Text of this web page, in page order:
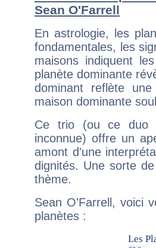
Sean O'Farrell
En astrologie, les
fondamentales, les
maisons indiquent
planète dominante
dominant reflète
maison dominante
Ce trio (ou ce duo
inconnue) offre un
amont d'une
dignités. Une sorte
thème.
Sean O'Farrell, voici
planètes :